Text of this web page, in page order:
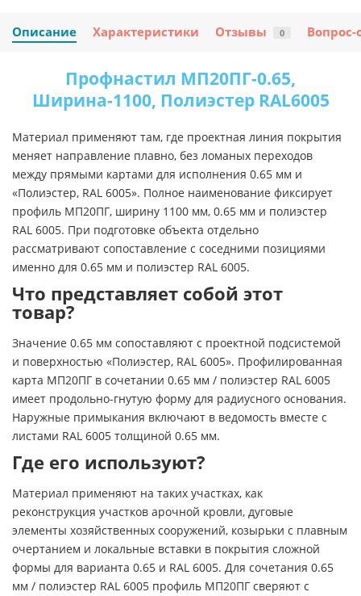
Описание Характеристики Отзывы 0 Вопрос-
Профнастил МП20ПГ-0.65,
Ширина-1100, Полиэстер RAL6005
Материал применяют там, где проектная линия покрытия
меняет направление плавно, без ломаных переходов
между прямыми картами для исполнения 0.65 мм и
«Полиэстер, RAL 6005». Полное наименование фиксирует
профиль МП20ПГ, ширину 1100 мм, 0.65 мм и полиэстер
RAL 6005. При подготовке объекта отдельно
рассматривают сопоставление с соседними позициями
именно для 0.65 мм и полиэстер RAL 6005.
Что представляет собой этот
товар?
Значение 0.65 мм сопоставляют с проектной подсистемой
и поверхностью «Полиэстер, RAL 6005». Профилированная
карта МП20ПГ в сочетании 0.65 мм / полиэстер RAL 6005
имеет продольно-гнутую форму для радиусного основания.
Наружные примыкания включают в ведомость вместе с
листами RAL 6005 толщиной 0.65 мм.
Где его используют?
Материал применяют на таких участках, как
реконструкция участков арочной кровли, дуговые
элементы хозяйственных сооружений, козырьки с плавным
очертанием и локальные вставки в покрытия сложной
формы для варианта 0.65 и RAL 6005. Для сочетания 0.65
мм / полиэстер RAL 6005 профиль МП20ПГ сверяют с